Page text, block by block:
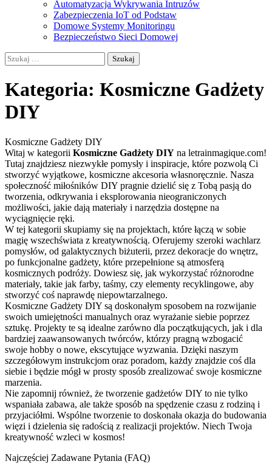
Automatyzacja Wykrywania Intruzów
Zabezpieczenia IoT od Podstaw
Domowe Systemy Monitoringu
Bezpieczeństwo Sieci Domowej
Szukaj:
Kategoria: Kosmiczne Gadżety
DIY
Kosmiczne Gadżety DIY
Witaj w kategorii Kosmiczne Gadżety DIY na letrainmagique.com!
Tutaj znajdziesz niezwykłe pomysły i inspiracje, które pozwolą Ci
stworzyć wyjątkowe, kosmiczne akcesoria własnoręcznie. Nasza
społeczność miłośników DIY pragnie dzielić się z Tobą pasją do
tworzenia, odkrywania i eksplorowania nieograniczonych
możliwości, jakie dają materiały i narzędzia dostępne na
wyciągnięcie ręki.
W tej kategorii skupiamy się na projektach, które łączą w sobie
magię wszechświata z kreatywnością. Oferujemy szeroki wachlarz
pomysłów, od galaktycznych biżuterii, przez dekoracje do wnętrz,
po funkcjonalne gadżety, które przepełnione są atmosferą
kosmicznych podróży. Dowiesz się, jak wykorzystać różnorodne
materiały, takie jak farby, taśmy, czy elementy recyklingowe, aby
stworzyć coś naprawdę niepowtarzalnego.
Kosmiczne Gadżety DIY są doskonałym sposobem na rozwijanie
swoich umiejętności manualnych oraz wyrażanie siebie poprzez
sztukę. Projekty te są idealne zarówno dla początkujących, jak i dla
bardziej zaawansowanych twórców, którzy pragną wzbogacić
swoje hobby o nowe, ekscytujące wyzwania. Dzięki naszym
szczegółowym instrukcjom oraz poradom, każdy znajdzie coś dla
siebie i będzie mógł w prosty sposób zrealizować swoje kosmiczne
marzenia.
Nie zapomnij również, że tworzenie gadżetów DIY to nie tylko
wspaniała zabawa, ale także sposób na spędzenie czasu z rodziną i
przyjaciółmi. Wspólne tworzenie to doskonała okazja do budowania
więzi i dzielenia się radością z realizacji projektów. Niech Twoja
kreatywność wzleci w kosmos!
Najczęściej Zadawane Pytania (FAQ)